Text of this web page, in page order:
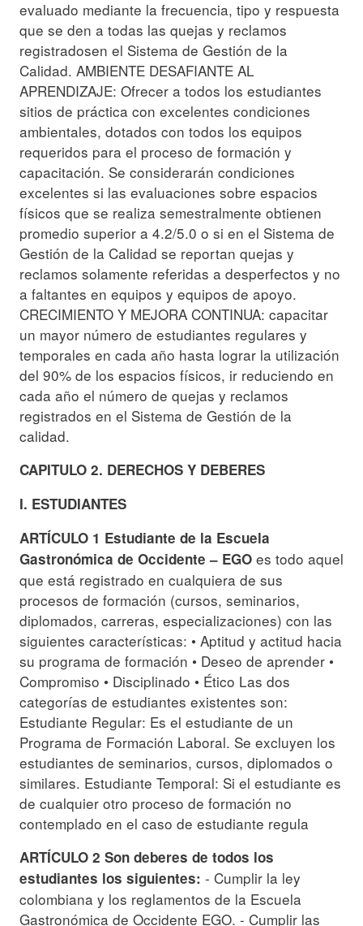
evaluado mediante la frecuencia, tipo y respuesta
que se den a todas las quejas y reclamos
registradosen el Sistema de Gestión de la
Calidad. AMBIENTE DESAFIANTE AL
APRENDIZAJE: Ofrecer a todos los estudiantes
sitios de práctica con excelentes condiciones
ambientales, dotados con todos los equipos
requeridos para el proceso de formación y
capacitación. Se considerarán condiciones
excelentes si las evaluaciones sobre espacios
físicos que se realiza semestralmente obtienen
promedio superior a 4.2/5.0 o si en el Sistema de
Gestión de la Calidad se reportan quejas y
reclamos solamente referidas a desperfectos y no
a faltantes en equipos y equipos de apoyo.
CRECIMIENTO Y MEJORA CONTINUA: capacitar
un mayor número de estudiantes regulares y
temporales en cada año hasta lograr la utilización
del 90% de los espacios físicos, ir reduciendo en
cada año el número de quejas y reclamos
registrados en el Sistema de Gestión de la
calidad.
CAPITULO 2. DERECHOS Y DEBERES
I. ESTUDIANTES
ARTÍCULO 1 Estudiante de la Escuela
Gastronómica de Occidente – EGO es todo aquel
que está registrado en cualquiera de sus
procesos de formación (cursos, seminarios,
diplomados, carreras, especializaciones) con las
siguientes características: • Aptitud y actitud hacia
su programa de formación • Deseo de aprender •
Compromiso • Disciplinado • Ético Las dos
categorías de estudiantes existentes son:
Estudiante Regular: Es el estudiante de un
Programa de Formación Laboral. Se excluyen los
estudiantes de seminarios, cursos, diplomados o
similares. Estudiante Temporal: Si el estudiante es
de cualquier otro proceso de formación no
contemplado en el caso de estudiante regula
ARTÍCULO 2 Son deberes de todos los
estudiantes los siguientes: - Cumplir la ley
colombiana y los reglamentos de la Escuela
Gastronómica de Occidente EGO. - Cumplir las